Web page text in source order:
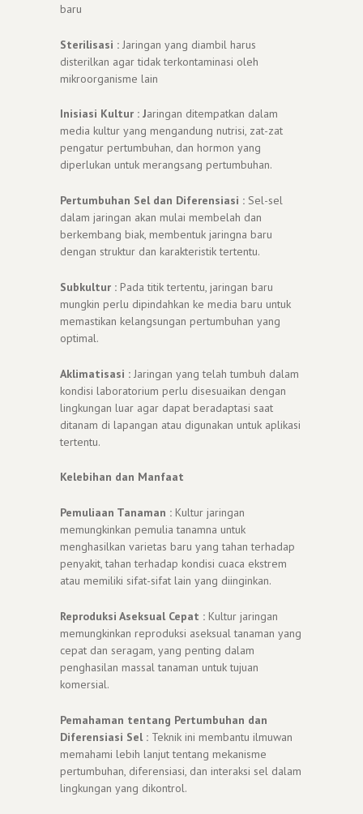
baru
Sterilisasi : Jaringan yang diambil harus
disterilkan agar tidak terkontaminasi oleh
mikroorganisme lain
Inisiasi Kultur : Jaringan ditempatkan dalam
media kultur yang mengandung nutrisi, zat-zat
pengatur pertumbuhan, dan hormon yang
diperlukan untuk merangsang pertumbuhan.
Pertumbuhan Sel dan Diferensiasi : Sel-sel
dalam jaringan akan mulai membelah dan
berkembang biak, membentuk jaringna baru
dengan struktur dan karakteristik tertentu.
Subkultur : Pada titik tertentu, jaringan baru
mungkin perlu dipindahkan ke media baru untuk
memastikan kelangsungan pertumbuhan yang
optimal.
Aklimatisasi : Jaringan yang telah tumbuh dalam
kondisi laboratorium perlu disesuaikan dengan
lingkungan luar agar dapat beradaptasi saat
ditanam di lapangan atau digunakan untuk aplikasi
tertentu.
Kelebihan dan Manfaat
Pemuliaan Tanaman : Kultur jaringan
memungkinkan pemulia tanamna untuk
menghasilkan varietas baru yang tahan terhadap
penyakit, tahan terhadap kondisi cuaca ekstrem
atau memiliki sifat-sifat lain yang diinginkan.
Reproduksi Aseksual Cepat : Kultur jaringan
memungkinkan reproduksi aseksual tanaman yang
cepat dan seragam, yang penting dalam
penghasilan massal tanaman untuk tujuan
komersial.
Pemahaman tentang Pertumbuhan dan
Diferensiasi Sel : Teknik ini membantu ilmuwan
memahami lebih lanjut tentang mekanisme
pertumbuhan, diferensiasi, dan interaksi sel dalam
lingkungan yang dikontrol.